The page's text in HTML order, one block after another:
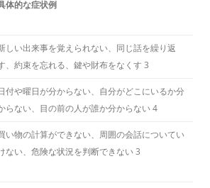
体的な症状例
しい出来事を覚えられない、同じ話を繰り返
、約束を忘れる、鍵や財布をなくす 3
付や曜日が分からない、自分がどこにいるか分
らない、目の前の人が誰か分からない4
い物の計算ができない、周囲の会話についてい
ない、危険な状況を判断できない3